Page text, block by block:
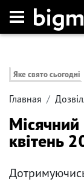
Яке свято сьогодні
Главная
Місячний
квітень